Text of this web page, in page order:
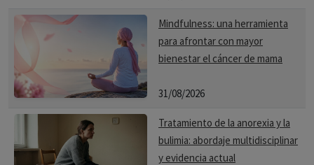
Mindfulness: una herramienta
para afrontar con mayor
bienestar el cáncer de mama
31/08/2026
Tratamiento de la anorexia y la
bulimia: abordaje multidisciplinar
y evidencia actual